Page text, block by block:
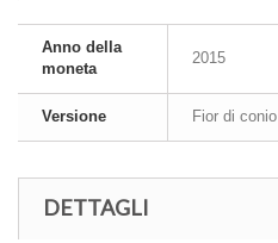
Anno della
moneta
2015
Versione Fior di conio
DETTAGLI